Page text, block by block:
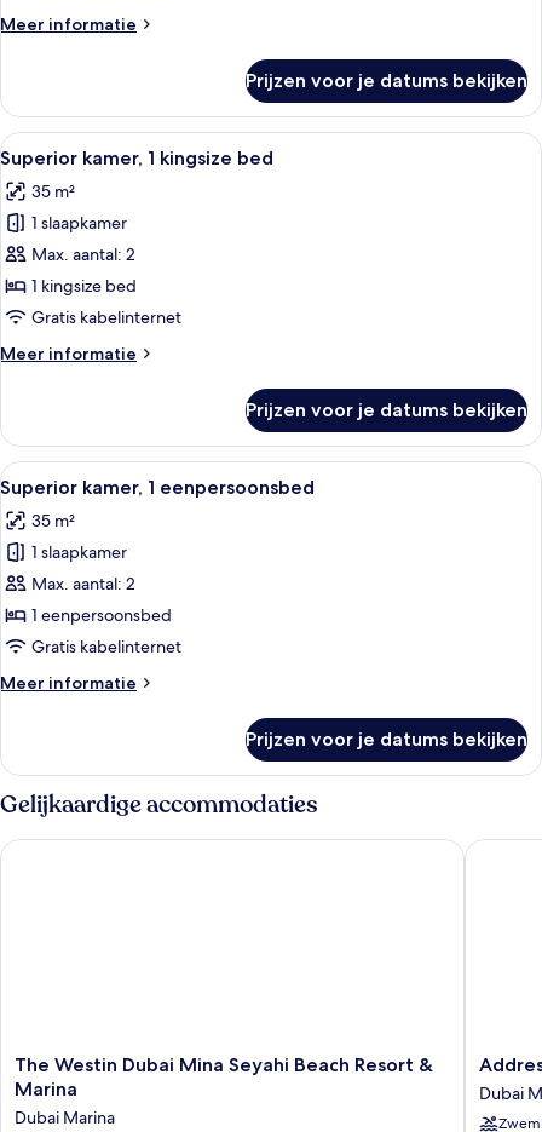
Meer informatie
Meer
keuken
Prijzen voor je datums bekijken
Alle
foto's
voor
Superior
kamer,
1
kingsize
laden
Hotelkamer met een bed, televisie,
6
Superior kamer, 1 kingsize bed
35 m²
1 slaapkamer
Max. aantal: 2
1 kingsize bed
Gratis kabelinternet
Meer informatie
Meer
kamer,
kingsize
bed
Prijzen voor je datums bekijken
Alle
foto's
voor
Superior
kamer,
1
eenpersoonsbed
Een hotelkamer met een bureau,
7
Superior kamer, 1 eenpersoonsbed
35 m²
1 slaapkamer
Max. aantal: 2
1 eenpersoonsbed
Gratis kabelinternet
Meer informatie
Meer
kamer,
eenpersoonsbed
Prijzen voor je datums bekijken
Gelijkaardige accommodaties
The
Westin
Mina
The Westin Dubai Mina Seyahi Beach Resort &
Marina
Dubai Marina
The Westin Dubai Mina Seyahi Beach Resort & Marina
Address
Beach
Resort
Dubai
Dubai
Address